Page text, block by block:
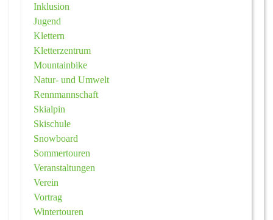
Inklusion
Jugend
Klettern
Kletterzentrum
Mountainbike
Natur- und Umwelt
Rennmannschaft
Skialpin
Skischule
Snowboard
Sommertouren
Veranstaltungen
Verein
Vortrag
Wintertouren